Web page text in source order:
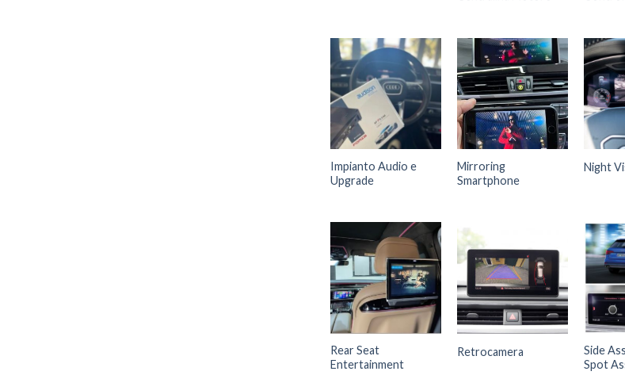
Impianto Audio e
Upgrade
Mirroring
Smartphone
Night
Rear Seat
Entertainment
Retrocamera
Side
Spot